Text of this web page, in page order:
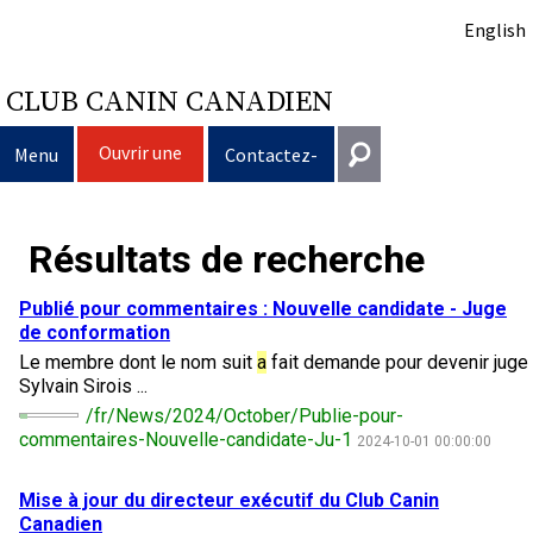
English
CLUB CANIN CANADIEN
Menu Ouvrir une Contactez-
Décision d’acheter un chien
Le choix d’une race
Propriété responsable
Programme Bon voisin canin du CCC
Éducation
Clubs
Création d'un club
Élevage
information@ckc.ca
416-675-5511
Sans frais 1-855-364-7252
Bureau 101
Etobicoke (Ontario)
J'ai oublié mon nom d'utilisateur
J'ai oublié mon mot de passe
Résultats de recherche
Publié pour commentaires : Nouvelle candidate - Juge
de conformation
Le membre dont le nom suit a fait demande pour devenir
Sylvain Sirois ...
/fr/News/2024/October/Publie-pour-
commentaires-Nouvelle-candidate-Ju-1 2024-10-01 00:00:00
Mise à jour du directeur exécutif du Club Canin
Canadien